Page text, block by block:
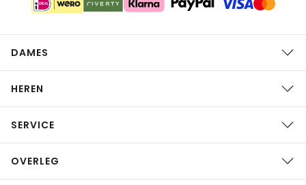
DAMES
HEREN
SERVICE
OVERLEG